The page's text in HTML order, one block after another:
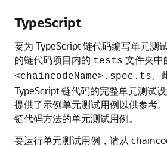
TypeScript
要为 TypeScript 链代码编写单元测
的链代码项目内的 tests 文件夹中
<chaincodeName>.spec.ts。
TypeScript 链代码的完整单元测试
提供了示例单元测试用例以供参考
链代码方法的单元测试用例。
要运行单元测试用例，请从